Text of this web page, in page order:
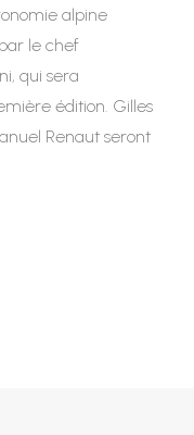
alpine
le chef
qui sera
édition. Gilles
Renaut seront